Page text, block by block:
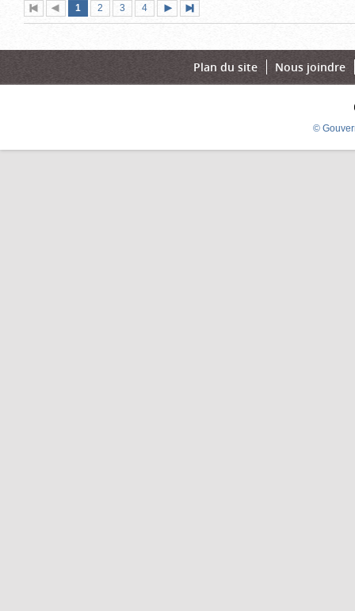
Première
page
Page
précédente
Page
1 (page
actuelle)
Page
2 Page
3 Page
4
suivante
page
Plan du site Nous joindre
©